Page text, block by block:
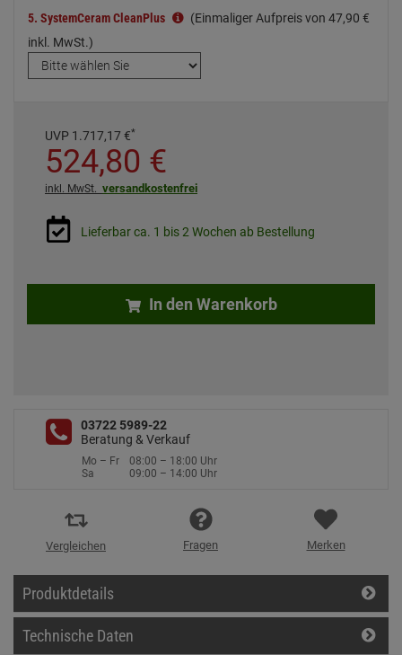
5. SystemCeram CleanPlus (Einmaliger Aufpreis von 47,90 €
inkl. MwSt.)
UVP 1.717,17 €*
524,80 €
inkl. MwSt. versandkostenfrei
Lieferbar ca. 1 bis 2 Wochen ab Bestellung
In den Warenkorb
03722 5989-22
Beratung & Verkauf
Mo – Fr
08:00 – 18:00 Uhr
Sa
09:00 – 14:00 Uhr
Vergleichen Fragen Merken
Produktdetails
Technische Daten